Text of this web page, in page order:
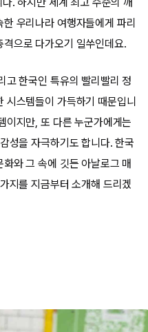
우리나라 여행자들에게 파리
으로 다가오기 일쑤인데요.
고 한국인 특유의 빨리빨리 정
시스템들이 가득하기 때문입니
이지만, 또 다른 누군가에게는
성을 자극하기도 합니다. 한국
와 그 속에 깃든 아날로그 매
지를 지금부터 소개해 드리겠